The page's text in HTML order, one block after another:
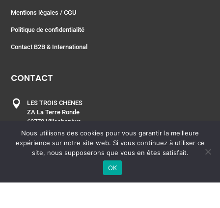
Mentions légales / CGU
Politique de confidentialité
Contact B2B & International
CONTACT

LES TROIS CHENES
ZA La Terre Ronde
69770 Villechenève
FRANCE
+33 4 74 70 20 20
 Envoyer un message
Nous utilisons des cookies pour vous garantir la meilleure
expérience sur notre site web. Si vous continuez à utiliser ce
site, nous supposerons que vous en êtes satisfait.
OK